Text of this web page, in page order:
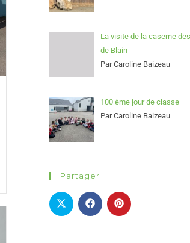
La visite de la caserne
de Blain
Par Caroline Baizeau
100 ème jour de classe
Par Caroline Baizeau
Partager